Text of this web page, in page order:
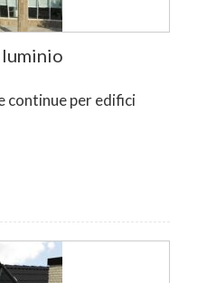
continue per edifici